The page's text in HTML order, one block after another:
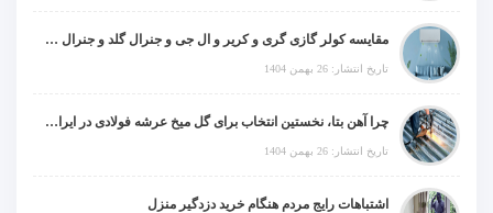
مقایسه کولر گازی گری و کریر و ال جی و جنرال گلد و جنرال شکار و سامسونگ و یونیوا
تاریخ انتشار: 26 بهمن 1404
چرا آهن بتا، نخستین انتخاب برای گل میخ عرشه فولادی در ایران است؟
تاریخ انتشار: 26 بهمن 1404
اشتباهات رایج مردم هنگام خرید دزدگیر منزل